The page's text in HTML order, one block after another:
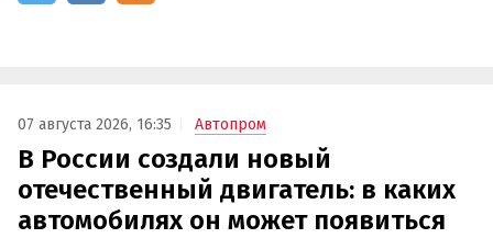
07 августа 2026, 16:35 Автопром
В России создали новый
отечественный двигатель: в каких
автомобилях он может появиться